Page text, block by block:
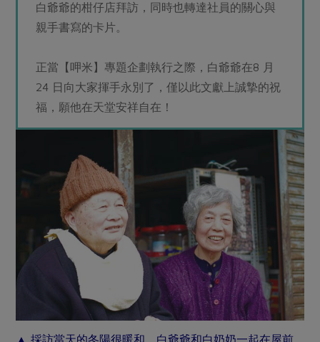
白爺爺的柑仔店拜訪，同時也轉達社員的關心與
親手書寫的卡片。
正當【呷米】專題企劃執行之際，白爺爺在8 月
24 日向大家揮手永別了，僅以此文獻上誠摯的祝
福，願他在天堂安祥自在！
▲採訪當天的冬陽很暖和，白爺爺和白奶奶一起在屋前